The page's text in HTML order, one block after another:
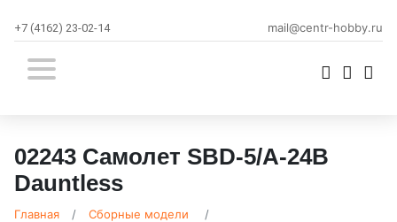
mail@centr-hobby.ru
+7 (4162) 23-02-14
02243 Самолет SBD-5/A-24B
Dauntless
Главная
Сборные модели